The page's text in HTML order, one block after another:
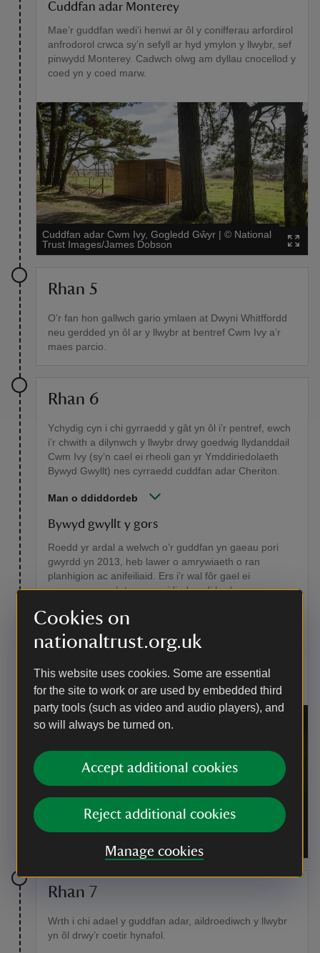
Cookies on
nationaltrust.org.uk
This website uses cookies. Some are essential
for the site to work or are used by embedded third
party tools (such as video and audio players), and
so will always be turned on.
Accept additional cookies
Reject additional cookies
Manage cookies
Cuddfan adar Monterey
Mae’r guddfan wedi’i henwi ar ôl y conifferau arfordirol
anfrodorol crwca sy’n sefyll ar hyd ymylon y llwybr, sef
pinwydd Monterey. Cadwch olwg am dyllau cnocellod y
coed yn y coed marw.
Cuddfan adar Cwm Ivy, Gogledd Gŵyr | © National
Trust Images/James Dobson
Rhan 5
O’r fan hon gallwch gario ymlaen at Dwyni Whitffordd
neu gerdded yn ôl ar y llwybr at bentref Cwm Ivy a’r
maes parcio.
Rhan 6
Ychydig cyn i chi gyrraedd y gât yn ôl i’r pentref, ewch
i’r chwith a dilynwch y llwybr drwy goedwig llydanddail
Cwm Ivy (sy’n cael ei rheoli gan yr Ymddiriedolaeth
Bywyd Gwyllt) nes cyrraedd cuddfan adar Cheriton.
Man o ddiddordeb
Bywyd gwyllt y gors
Roedd yr ardal a welwch o’r guddfan yn gaeau pori
gwyrdd yn 2013, heb lawer o amrywiaeth o ran
planhigion ac anifeiliaid. Ers i’r wal fôr gael ei
goresgyn, mae’r trawsnewidiad wedi bod yn
blanhigion a phyllau llanwol llawn pysgod yn denu mwy
a mwy o fywyd gwyllt. Byddwch yn amyneddgar ac fe
allech weld dyfrgwn, glas y dorlan a llwyth o rydwyr.
– i’w weld yn hela yma hefyd.
National Trust Images/Richard Bradshaw
Rhan 7
Wrth i chi adael y guddfan adar, aildroediwch y llwybr
yn ôl drwy’r coetir hynafol.